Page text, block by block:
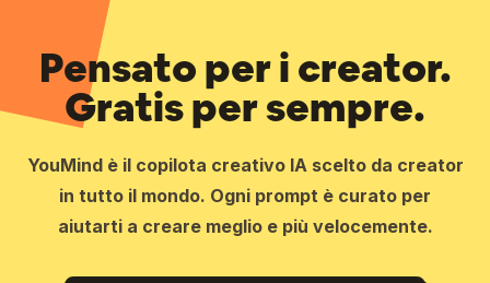
Pensato per i creator.
Gratis per sempre.
YouMind è il copilota creativo IA scelto da creator
in tutto il mondo. Ogni prompt è curato per
aiutarti a creare meglio e più velocemente.